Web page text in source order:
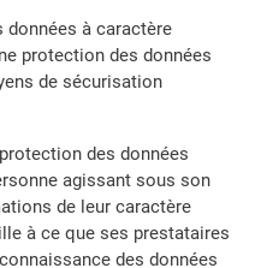
données à caractère
protection des données
de sécurisation
des données
agissant sous son
de leur caractère
à ce que ses prestataires
des données